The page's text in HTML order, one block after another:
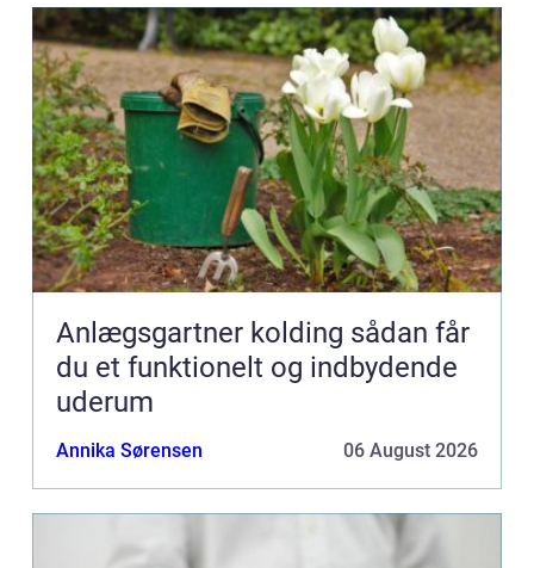
Anlægsgartner kolding sådan får
du et funktionelt og indbydende
uderum
Annika Sørensen 06 August 2026